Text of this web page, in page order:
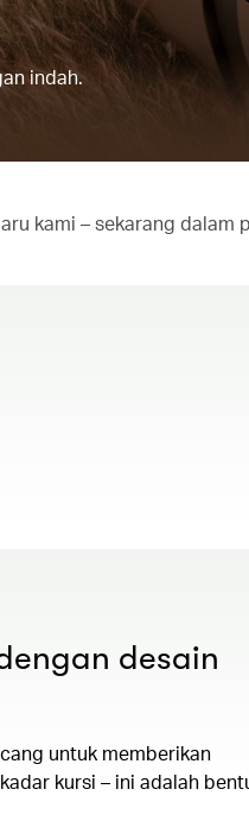
indah.
kami – sekarang dalam
desain
untuk memberikan
kursi – ini adalah